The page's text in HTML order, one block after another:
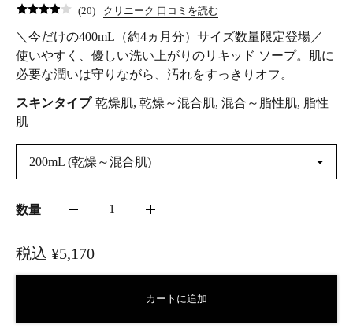
(20) クリニーク 口コミを読む
＼今だけの400mL（約4ヵ月分）サイズ数量限定登場／
使いやすく、優しい洗い上がりのリキッド ソープ。肌に
必要な潤いは守りながら、汚れをすっきりオフ。
スキンタイプ 乾燥肌, 乾燥～混合肌, 混合～脂性肌, 脂性
肌
200mL (乾燥～混合肌)
数量 1
カートに追加
税込 ¥5,170